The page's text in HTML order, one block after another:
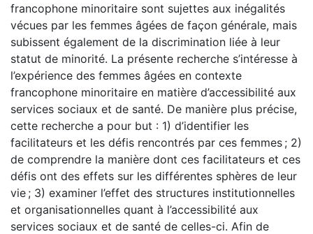
francophone minoritaire sont sujettes aux inégalités
vécues par les femmes âgées de façon générale, mais
subissent également de la discrimination liée à leur
statut de minorité. La présente recherche s’intéresse à
l’expérience des femmes âgées en contexte
francophone minoritaire en matière d’accessibilité aux
services sociaux et de santé. De manière plus précise,
cette recherche a pour but : 1) d’identifier les
facilitateurs et les défis rencontrés par ces femmes ; 2)
de comprendre la manière dont ces facilitateurs et ces
défis ont des effets sur les différentes sphères de leur
vie ; 3) examiner l’effet des structures institutionnelles
et organisationnelles quant à l’accessibilité aux
services sociaux et de santé de celles-ci. Afin de